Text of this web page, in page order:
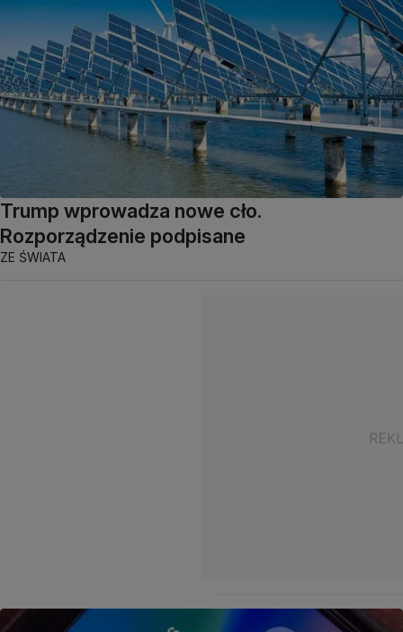
Trump wprowadza nowe cło.
Rozporządzenie podpisane
ZE ŚWIATA